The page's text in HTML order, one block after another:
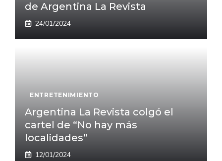
de Argentina La Revista
24/01/2024
ENTRETENIMIENTO
Argentina La Revista colgó el
cartel de “No hay más
localidades”
12/01/2024